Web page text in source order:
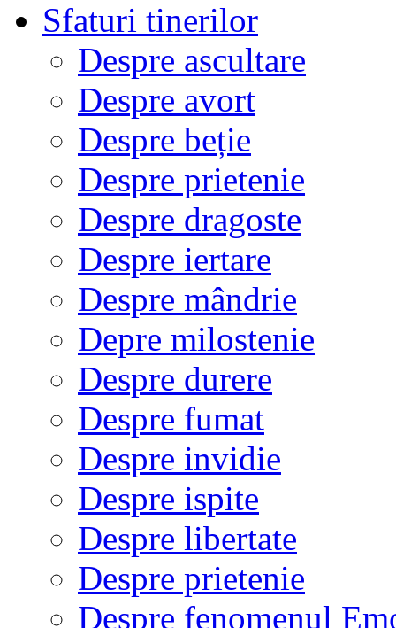
Sfaturi tinerilor
Despre ascultare
Despre avort
Despre beție
Despre prietenie
Despre dragoste
Despre iertare
Despre mândrie
Depre milostenie
Despre durere
Despre fumat
Despre invidie
Despre ispite
Despre libertate
Despre prietenie
Despre fenomenul